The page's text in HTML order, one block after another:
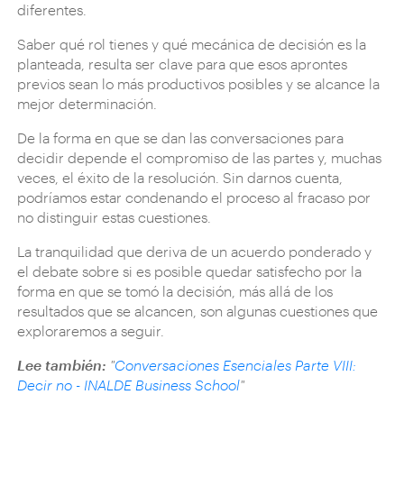
diferentes.
Saber qué rol tienes y qué mecánica de decisión es la
planteada, resulta ser clave para que esos aprontes
previos sean lo más productivos posibles y se alcance la
mejor determinación.
De la forma en que se dan las conversaciones para
decidir depende el compromiso de las partes y, muchas
veces, el éxito de la resolución. Sin darnos cuenta,
podríamos estar condenando el proceso al fracaso por
no distinguir estas cuestiones.
La tranquilidad que deriva de un acuerdo ponderado y
el debate sobre si es posible quedar satisfecho por la
forma en que se tomó la decisión, más allá de los
resultados que se alcancen, son algunas cuestiones que
exploraremos a seguir.
Lee también: "Conversaciones Esenciales Parte VIII:
Decir no - INALDE Business School"